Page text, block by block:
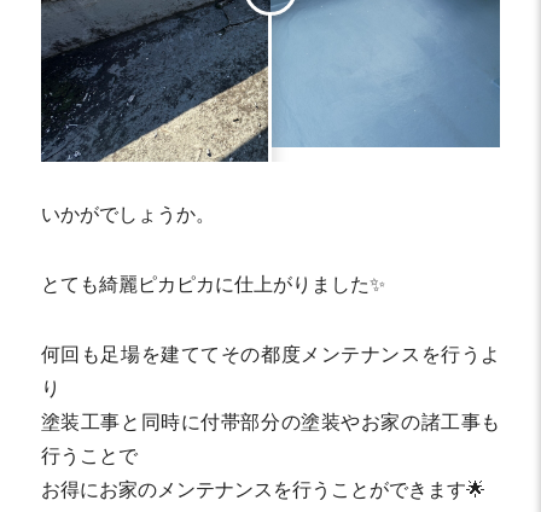
いかがでしょうか。
とても綺麗ピカピカに仕上がりました✨
何回も足場を建ててその都度メンテナンスを行うよ
り
塗装工事と同時に付帯部分の塗装やお家の諸工事も
行うことで
お得にお家のメンテナンスを行うことができます🌟